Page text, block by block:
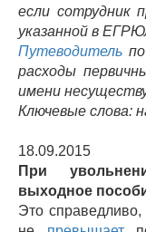
если сотрудник
указанной в
Путеводитель
расходы
имени
Ключевые слова:
18.09.2015
При
выходное
Это